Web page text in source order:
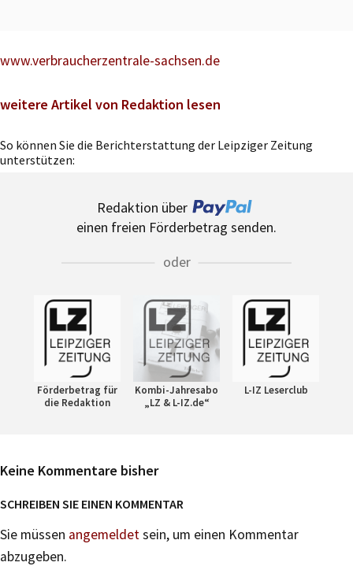
www.verbraucherzentrale-sachsen.de
weitere Artikel von Redaktion lesen
So können Sie die Berichterstattung der Leipziger Zeitung
unterstützen:
Redaktion über
einen freien Förderbetrag senden.
oder
Förderbetrag für
die Redaktion
Kombi-Jahresabo
„LZ & L-IZ.de“
L-IZ Leserclub
Keine Kommentare bisher
SCHREIBEN SIE EINEN KOMMENTAR
Sie müssen angemeldetsein, um einen Kommentar
abzugeben.